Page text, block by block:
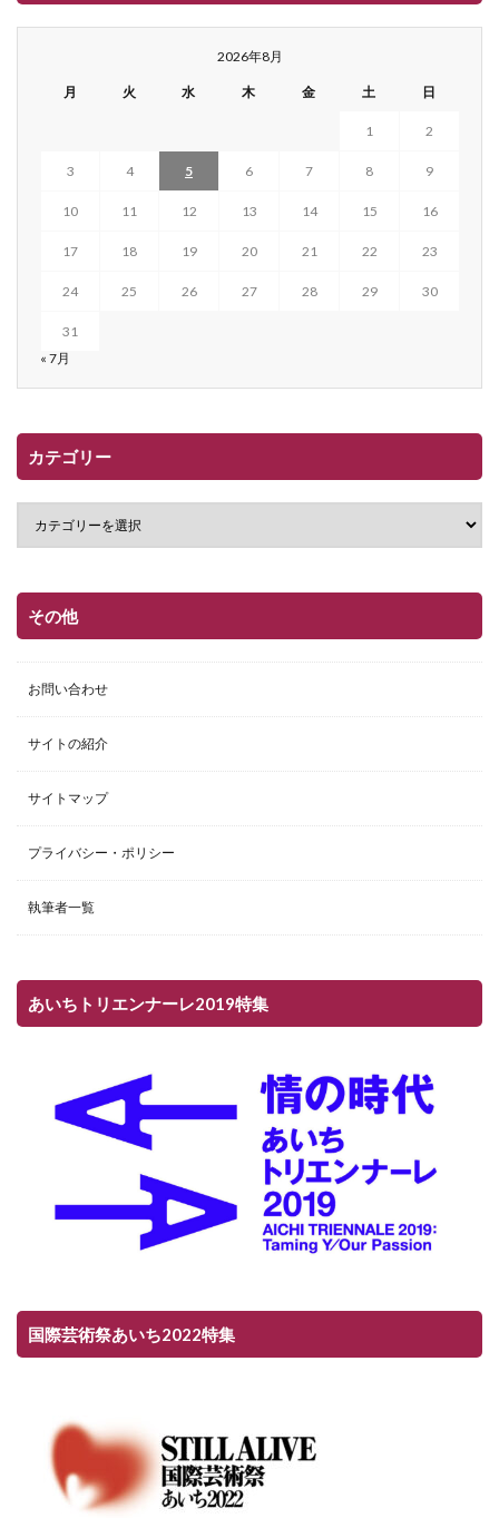
2026年8月
月 火 水 木 金 土 日
1 2
3 4 5 6 7 8 9
10 11 12 13 14 15 16
17 18 19 20 21 22 23
24 25 26 27 28 29 30
31
« 7月
カテゴリー
その他
お問い合わせ
サイトの紹介
サイトマップ
プライバシー・ポリシー
執筆者一覧
あいちトリエンナーレ2019特集
国際芸術祭あいち2022特集